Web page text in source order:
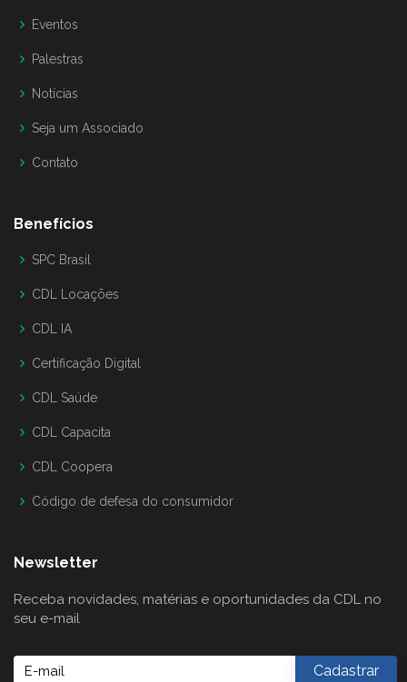
Eventos
Palestras
Notícias
Seja um Associado
Contato
Benefícios
SPC Brasil
CDL Locações
CDL IA
Certificação Digital
CDL Saúde
CDL Capacita
CDL Coopera
Código de defesa do consumidor
Newsletter
Receba novidades, matérias e oportunidades da CDL no
seu e-mail